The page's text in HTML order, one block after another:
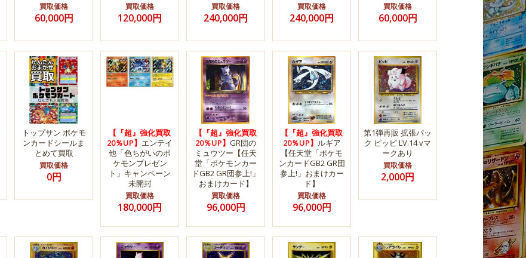
買取価格
60,000円
買取価格
120,000円
買取価格
240,000円
買取価格
240,000円
買取価格
60,000円
トップサン ポケモ
ンカードシールま
とめて買取
買取価格
0円
【『超』強化買取
20％UP】 エンテイ
他「色ちがいのポ
ケモンプレゼン
ト」キャンペーン
未開封
買取価格
180,000円
【『超』強化買取
20％UP】 GR団の
ミュウツー【任天
堂「ポケモンカー
ドGB2 GR団参上!」
おまけカード】
買取価格
96,000円
【『超』強化買取
20％UP】 ルギア
【任天堂「ポケモ
ンカードGB2 GR団
参上!」おまけカー
ド】
買取価格
96,000円
第1弾再販 拡張パッ
ク ピッピ LV.14 vマ
ークあり
買取価格
2,000円